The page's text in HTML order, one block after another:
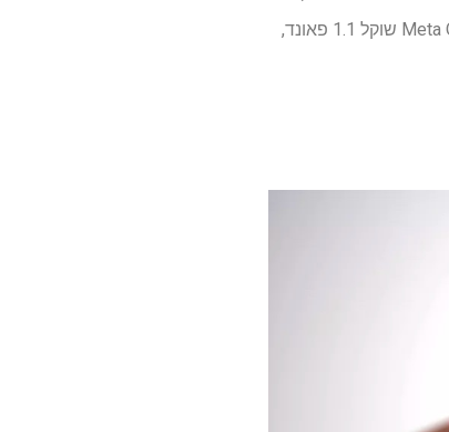
כעת אנו יכולים לצפות שמודל האוויר יהיה סביב 0.8 עד 0.9 פאונד. כדי להכניס את זה לפרספקטיבה, Meta Quest 3 שוקל 1.1 פאונד,